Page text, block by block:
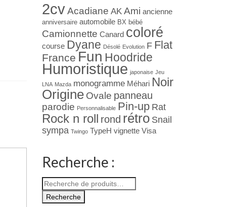
2cv Acadiane AK Ami ancienne
anniversaire automobile BX bébé
Camionnette Canard coloré
course Dyane Désolé Evolution F Flat
France Fun Hoodride
Humoristique japonaise Jeu
LNA Mazda monogramme Méhari Noir
Origine Ovale panneau
parodie Personnalisable Pin-up Rat
Rock n roll rond rétro Snail
sympa Twingo TypeH vignette Visa
Recherche :
Recherche
pour :
Recherche